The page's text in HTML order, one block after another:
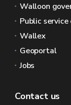
Walloon
Public
Wallex
Geoportal
Jobs
Contact us